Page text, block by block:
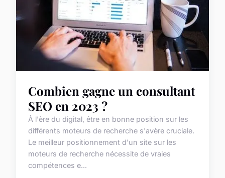
Combien gagne un consultant
SEO en 2023 ?
À l'ère du digital, être en bonne position sur les
différents moteurs de recherche s'avère cruciale.
Le meilleur positionnement d'un site sur les
moteurs de recherche nécessite de vraies
compétences e...